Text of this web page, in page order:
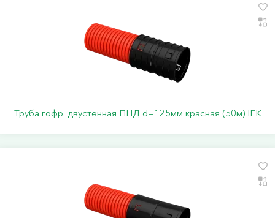
Труба гофр. двустенная ПНД d=125мм красная (50м) IEK